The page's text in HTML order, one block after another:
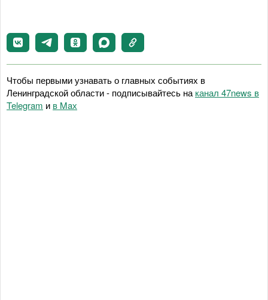
Чтобы первыми узнавать о главных событиях в
Ленинградской области - подписывайтесь на канал 47news в
Telegram и в Maх